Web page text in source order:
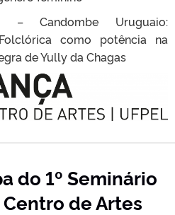
– Candombe Uruguaio:
como potência na
de Yully da Chagas
do 1º Seminário
de Artes